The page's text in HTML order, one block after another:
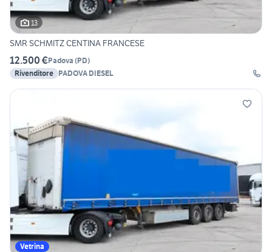
13
SMR SCHMITZ CENTINA FRANCESE
12.500 €Padova (PD)
Rivenditore PADOVA DIESEL
Vetrina